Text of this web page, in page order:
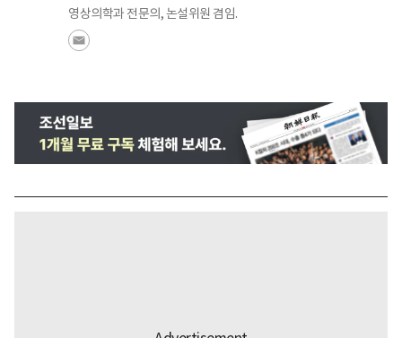
영상의학과 전문의, 논설위원 겸임.